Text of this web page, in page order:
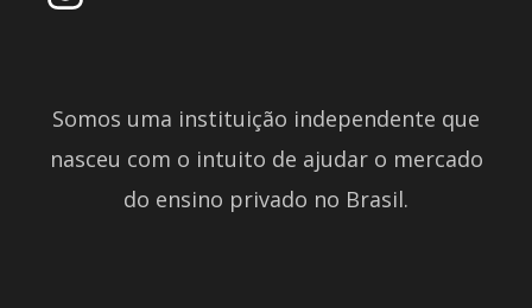
Somos uma instituição independente que
nasceu com o intuito de ajudar o mercado
do ensino privado no Brasil.